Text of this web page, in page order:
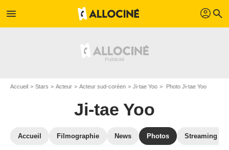
menu profil search
Accueil Stars Acteur Acteur sud-coréen Ji-tae Yoo Photo Ji-tae Yoo
Ji-tae Yoo
Accueil Filmographie News Photos Streaming